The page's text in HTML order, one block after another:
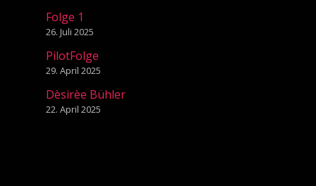
Folge 1
26. Juli 2025
PilotFolge
29. April 2025
Dèsirèe Bühler
22. April 2025